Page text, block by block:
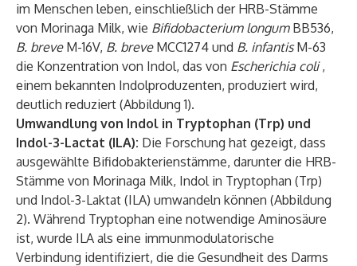
im Menschen leben, einschließlich der HRB-Stämme
von Morinaga Milk, wie Bifidobacterium longumBB536,
B. breveM-16V, B. breveMCC1274 und B. infantisM-63
die Konzentration von Indol, das von Escherichia coli,
einem bekannten Indolproduzenten, produziert wird,
deutlich reduziert (Abbildung 1).
Umwandlung von Indol in Tryptophan (Trp) und
Indol-3-Lactat (ILA): Die Forschung hat gezeigt, dass
ausgewählte Bifidobakterienstämme, darunter die HRB-
Stämme von Morinaga Milk, Indol in Tryptophan (Trp)
und Indol-3-Laktat (ILA) umwandeln können (Abbildung
2). Während Tryptophan eine notwendige Aminosäure
ist, wurde ILA als eine immunmodulatorische
Verbindung identifiziert, die die Gesundheit des Darms